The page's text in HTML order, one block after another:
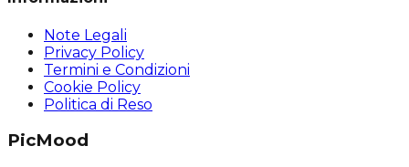
Note Legali
Privacy Policy
Termini e Condizioni
Cookie Policy
Politica di Reso
PicMood